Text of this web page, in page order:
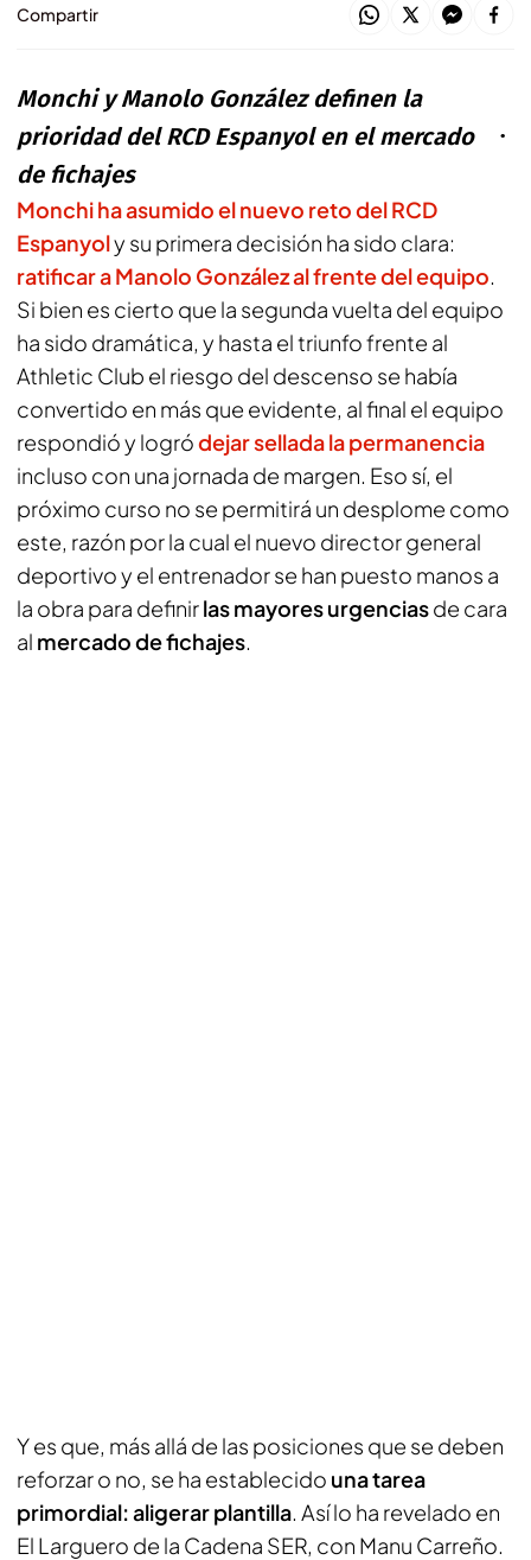
Compartir
Monchi y Manolo González definen la
prioridad del RCD Espanyol en el mercado
de fichajes
Monchiha asumido el nuevo reto delRCD
Espanyoly su primera decisión ha sido clara:
ratificar aManolo Gonzálezal frente del equipo.
Si bien es cierto que la segunda vuelta del equipo
ha sido dramática, y hasta el triunfo frente al
Athletic Club el riesgo del descenso se había
convertido en más que evidente, al final el equipo
respondió y logródejar sellada la permanencia
incluso con una jornada de margen. Eso sí, el
próximo curso no se permitirá un desplome como
este, razón por la cual el nuevo director general
deportivo y el entrenador se han puesto manos a
la obra para definirlas mayores urgenciasde cara
al mercado de fichajes.
Y es que, más allá de las posiciones que se deben
reforzar o no, se ha establecido una tarea
primordial: aligerar plantilla. Así lo ha revelado en
El Larguero de la Cadena SER, con Manu Carreño.